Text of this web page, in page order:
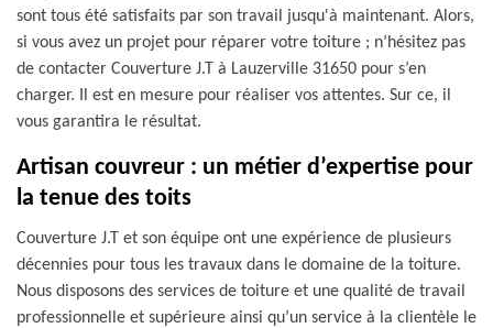
sont tous été satisfaits par son travail jusqu'à maintenant. Alors,
si vous avez un projet pour réparer votre toiture ; n’hésitez pas
de contacter Couverture J.T à Lauzerville 31650 pour s’en
charger. Il est en mesure pour réaliser vos attentes. Sur ce, il
vous garantira le résultat.
Artisan couvreur : un métier d’expertise pour
la tenue des toits
Couverture J.T et son équipe ont une expérience de plusieurs
décennies pour tous les travaux dans le domaine de la toiture.
Nous disposons des services de toiture et une qualité de travail
professionnelle et supérieure ainsi qu’un service à la clientèle le